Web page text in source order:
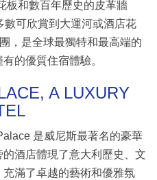
板和數百年歷史的皮革牆
可欣賞到大運河或酒店花
，是全球最獨特和最高端的
的優質住宿體驗。
A LUXURY
是威尼斯最著名的豪華
酒店體現了意大利歷史、文
滿了卓越的藝術和優雅氛